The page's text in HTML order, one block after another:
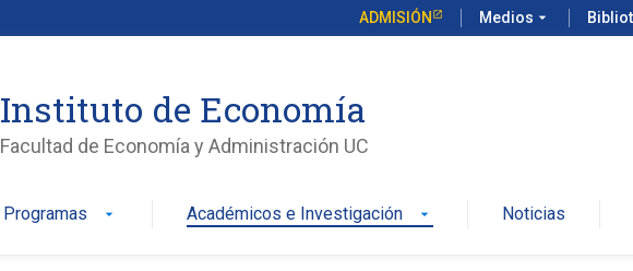
ADMISIÓN Medios arrow_drop_down
Instituto de Economía
Facultad de Economía y Administración UC
Programas arrow_drop_down Académicos e Investigación arrow_drop_down Noticias